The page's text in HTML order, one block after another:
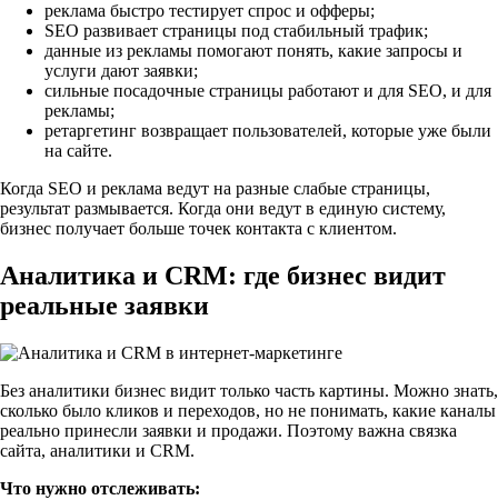
реклама быстро тестирует спрос и офферы;
SEO развивает страницы под стабильный трафик;
данные из рекламы помогают понять, какие запросы и
услуги дают заявки;
сильные посадочные страницы работают и для SEO, и для
рекламы;
ретаргетинг возвращает пользователей, которые уже были
на сайте.
Когда SEO и реклама ведут на разные слабые страницы,
результат размывается. Когда они ведут в единую систему,
бизнес получает больше точек контакта с клиентом.
Аналитика и CRM: где бизнес видит
реальные заявки
Без аналитики бизнес видит только часть картины. Можно знать,
сколько было кликов и переходов, но не понимать, какие каналы
реально принесли заявки и продажи. Поэтому важна связка
сайта, аналитики и CRM.
Что нужно отслеживать: